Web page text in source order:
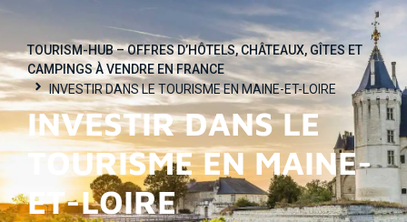
INVESTIR DANS LE
TOURISME EN MAINE-
ET-LOIRE
TOURISM-HUB – OFFRES D’HÔTELS, CHÂTEAUX, GÎTES ET
CAMPINGS À VENDRE EN FRANCE
INVESTIR DANS LE TOURISME EN MAINE-ET-LOIRE